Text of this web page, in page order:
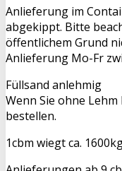
Anlieferung im
abgekippt. Bitte
öffentlichem Grund
Anlieferung Mo-Fr
Füllsand anlehmig
Wenn Sie ohne
bestellen.
1cbm wiegt ca.